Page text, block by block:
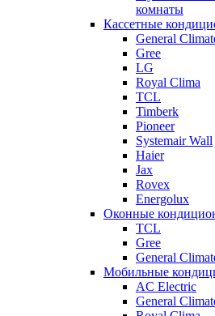
комнаты
Кассетные
General
Gree
LG
Royal Clima
TCL
Timberk
Pioneer
Systemair Wall
Haier
Jax
Rovex
Energolux
Оконные
TCL
Gree
General
Мобильные
AC Electric
General